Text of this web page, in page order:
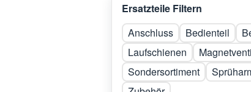
Ersatzteile Filtern
Anschluss
Bedienteil
Laufschienen
Sondersortiment